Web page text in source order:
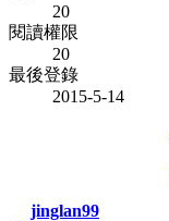
20
閱讀權限
20
最後登錄
2015-5-14
jinglan99